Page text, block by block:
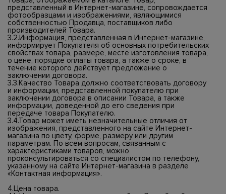
представленный в Интернет-магазине, сопровождается
фотообразцами и изображениями, являющимися
собственностью Продавца, поставщиков либо
производителей Товара.
3.2.Информация, представленная в Интернет-магазине,
информирует Покупателя об основных потребительских
свойствах товара, размере, месте изготовления товара,
о цене, порядке оплаты товара, а также о сроке, в
течение которого действует предложение о
заключении договора.
3.3.Качество Товара должно соответствовать договору
и информации, представленной покупателю при
заключении договора в описании Товара, а также
информации, доведенной до его сведения при
передаче товара Покупателю.
3.4.Товар может иметь незначительные отличия от
изображения, представленного на сайте Интернет-
магазина по цвету, форме, размеру или другим
параметрам. По всем вопросам, связанным с
характеристиками товаров, можно
проконсультироваться со специалистом по телефону,
указанному на сайте Интернет-магазина в разделе
«Контактная информация».
4.Цена товара.